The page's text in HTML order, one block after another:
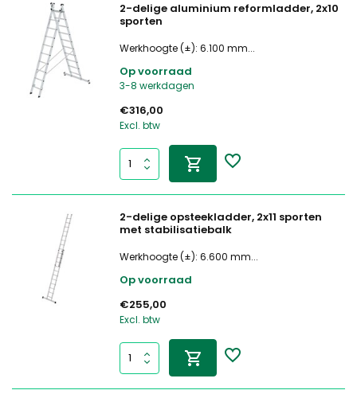
2-delige aluminium reformladder, 2x10
sporten
Werkhoogte (±): 6.100 mm...
Op voorraad
3-8 werkdagen
€316,00
Excl. btw
2-delige opsteekladder, 2x11 sporten
met stabilisatiebalk
Werkhoogte (±): 6.600 mm...
Op voorraad
€255,00
Excl. btw